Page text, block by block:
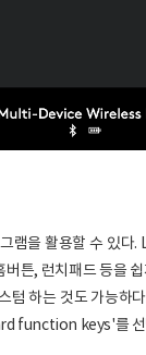
을 활용할 수 있다
튼, 런치패드 등을
하는 것도 가능하
function keys'를 선